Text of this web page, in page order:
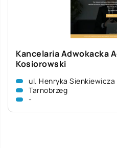
Kancelaria Adwokacka
Kosiorowski
ul. Henryka Sienkiewicza
Tarnobrzeg
-